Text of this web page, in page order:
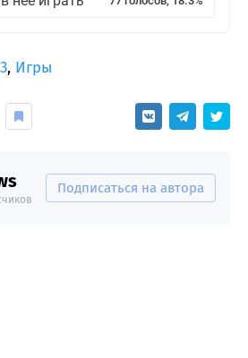
, Игры
Подписаться на автора